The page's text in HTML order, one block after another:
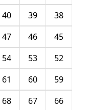
38
39
40
45
46
47
52
53
54
59
60
61
66
67
68